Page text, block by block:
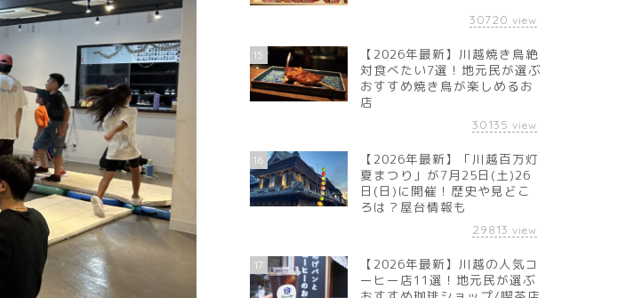
30720 view
15
【2026年最新】川越焼き鳥絶
対食べたい7選！地元民が選ぶ
おすすめ焼き鳥が楽しめるお
店
30135 view
16
【2026年最新】「川越百万灯
夏まつり」が7月25日(土)26
日(日)に開催！歴史や見どこ
ろは？屋台情報も
29813 view
17
【2026年最新】川越の人気コ
ーヒー店11選！地元民が選ぶ